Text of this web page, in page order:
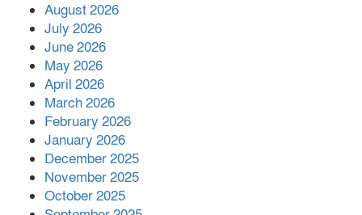
বোরহানউদ্দিনে জমি নিয়ে বিরোধের জেরে
সংঘবদ্ধ হামলার অভিযোগ,নারীসহ আ’হত ৫
August 2026
July 2026
June 2026
May 2026
April 2026
March 2026
February 2026
January 2026
December 2025
November 2025
October 2025